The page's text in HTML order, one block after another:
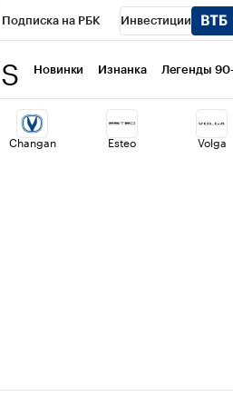
Подписка на РБК Инвестиции
Национальные проекты Город
Кредитные рейтинги Франшизы
Новинки Изнанка Легенды
Changan Esteo Volga